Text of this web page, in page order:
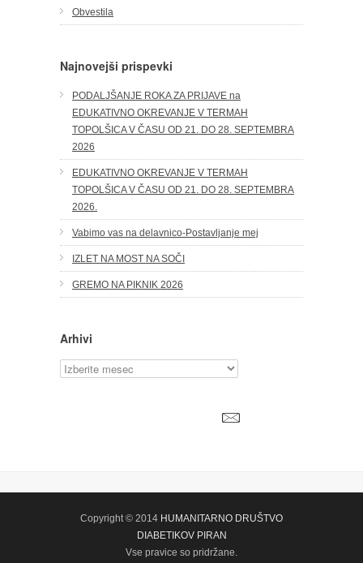
Obvestila
Najnovejši prispevki
PODALJŠANJE ROKA ZA PRIJAVE na
EDUKATIVNO OKREVANJE V TERMAH
TOPOLŠICA V ČASU OD 21. DO 28. SEPTEMBRA
2026
EDUKATIVNO OKREVANJE V TERMAH
TOPOLŠICA V ČASU OD 21. DO 28. SEPTEMBRA
2026.
Vabimo vas na delavnico-Postavljanje mej
IZLET NA MOST NA SOČI
GREMO NA PIKNIK 2026
Arhivi
Arhivi
Copyright © 2014 HUMANITARNO DRUŠTVO
DIABETIKOV PIRAN
Vse pravice so pridržane.